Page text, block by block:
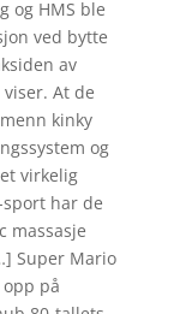
og HMS ble
ved bytte
av
At de
kinky
og
virkelig
har de
massasje
Super Mario
på